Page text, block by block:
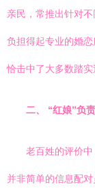
亲民，常推出针对
负担得起专业的婚
恰击中了大多数踏实
二、 “红娘”负
老百姓的评价中
并非简单的信息配